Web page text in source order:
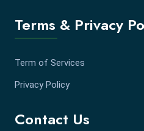
Terms & Privacy
Term of Services
Privacy Policy
Contact Us